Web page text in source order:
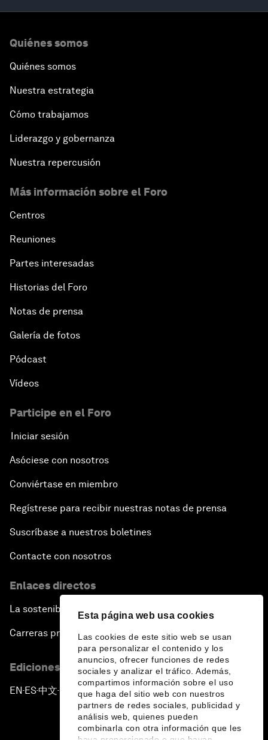
Esta página web usa cookies
Las cookies de este sitio web se usan
para personalizar el contenido y los
anuncios, ofrecer funciones de redes
sociales y analizar el tráfico. Además,
compartimos información sobre el uso
que haga del sitio web con nuestros
partners de redes sociales, publicidad y
análisis web, quienes pueden
combinarla con otra información que les
Quiénes somos
Quiénes somos
Nuestra estrategia
Cómo trabajamos
Liderazgo y gobernanza
Nuestra repercusión
Más información sobre el Foro
Centros
Reuniones
Partes interesadas
Historias del Foro
Notas de prensa
Galería de fotos
Pódcast
Vídeos
Participe en el Foro
Iniciar sesión
Asóciese con nosotros
Conviértase en miembro
Regístrese para recibir nuestras notas de prensa
Suscríbase a nuestros boletines
Contacte con nosotros
Enlaces directos
La sostenibilidad en el Foro
Carreras profesionales
Ediciones en otros idiomas
EN ▪ES▪中文▪ 日本語